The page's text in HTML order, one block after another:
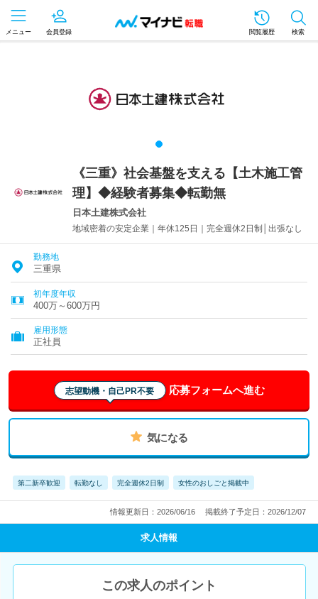
メニュー 会員登録 閲覧履歴 検索
《三重》社会基盤を支える【土木施工管
理】◆経験者募集◆転勤無
日本土建株式会社
地域密着の安定企業｜年休125日｜完全週休2日制│出張なし
勤務地
三重県
初年度年収
400万～600万円
雇用形態
正社員
志望動機・自己PR不要 応募フォームへ進む
気になる
第二新卒歓迎 転勤なし 完全週休2日制 女性のおしごと掲載中
情報更新日：2026/06/16 掲載終了予定日：2026/12/07
求人情報
この求人のポイント